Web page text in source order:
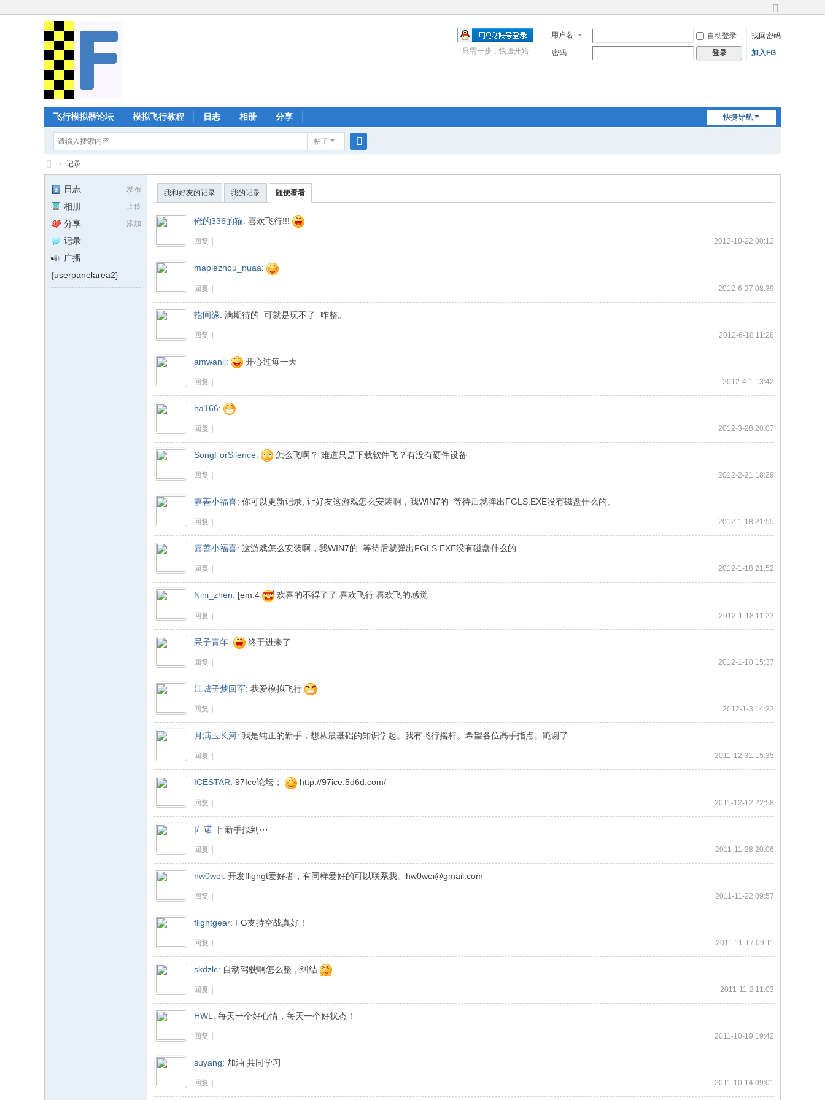
换
到
宽
用户名 自动登录
找回密码
密码
登录 加入FG
只需一步，快速开始
快捷导航
飞行模拟器论坛 模拟飞行教程 日志 相册 分享
帖子
索
ig
飞
› 记录
发布
日志
上传
相册
添加
分享
记录
广播
{userpanelarea2}
我和好友的记录 我的记录 随便看看
俺的336的猫: 喜欢飞行!!!
2012-10-22 00:12
回复
maplezhou_nuaa:
2012-6-27 08:39
回复 |
指间缘: 满期待的 可就是玩不了 咋整。
2012-6-18 11:28
回复 |
amwanjj: 开心过每一天
2012-4-1 13:42
回复 |
ha166:
2012-3-28 20:07
回复
SongForSilence: 怎么飞啊？ 难道只是下载软件飞？有没有硬件设备
2012-2-21 18:29
回复
嘉善小福喜: 你可以更新记录, 让好友这游戏怎么安装啊，我WIN7的 等待后就弹出FGLS.EXE没有磁盘什么的、
2012-1-18 21:55
回复
嘉善小福喜: 这游戏怎么安装啊，我WIN7的 等待后就弹出FGLS.EXE没有磁盘什么的
2012-1-18 21:52
回复
Nini_zhen: [em:4 欢喜的不得了了 喜欢飞行 喜欢飞的感觉
2012-1-18 11:23
回复 |
呆子青年: 终于进来了
2012-1-10 15:37
回复
江城子梦回军: 我爱模拟飞行
2012-1-3 14:22
回复
月满玉长河: 我是纯正的新手，想从最基础的知识学起。我有飞行摇杆。希望各位高手指点。跪谢了
2011-12-31 15:35
回复
ICESTAR: 97Ice论坛； http://97ice.5d6d.com/
2011-12-12 22:58
回复 |
|/_诺_|: 新手报到···
2011-11-28 20:06
回复 |
hw0wei: 开发flighgt爱好者，有同样爱好的可以联系我。 hw0wei@gmail.com
2011-11-22 09:57
回复 |
flightgear: FG支持空战真好！
2011-11-17 09:11
回复 |
skdzlc: 自动驾驶啊怎么整，纠结
2011-11-2 11:03
回复
HWL : 每天一个好心情，每天一个好状态！
2011-10-19 19:42
回复
suyang: 加油 共同学习
2011-10-14 09:01
回复